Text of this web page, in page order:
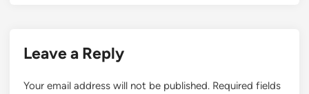
Leave a Reply
Your email address will not be published. Required fields